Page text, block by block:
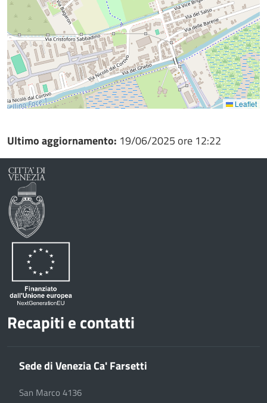
Leaflet
Ultimo aggiornamento: 19/06/2025 ore 12:22
Recapiti e contatti
Sede di Venezia Ca' Farsetti
San Marco 4136